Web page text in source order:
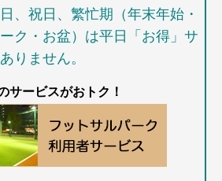
、祝日、繁忙期（年末年始・
ク・お盆）は平日「お得」サ
りません。